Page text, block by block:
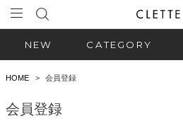
NEW CATEGORY
HOME 会員登録
会員登録